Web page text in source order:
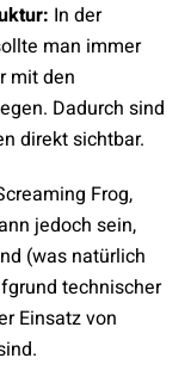
In der
man immer
mit den
Dadurch sind
direkt sichtbar.
Frog,
jedoch sein,
(was natürlich
technischer
Einsatz von